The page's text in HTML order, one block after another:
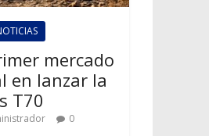
mercado
en lanzar la
T70
0